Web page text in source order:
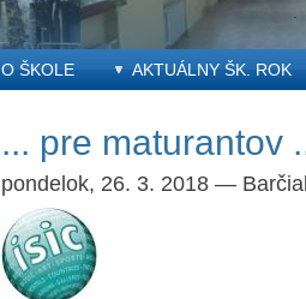
O ŠKOLE AKTUÁLNY ŠK. ROK
... pre maturantov
pondelok, 26. 3. 2018 —